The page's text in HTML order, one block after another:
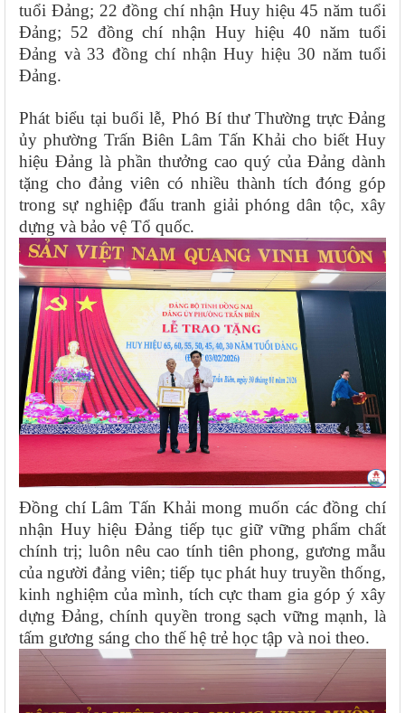
tuổi Đảng; 22 đồng chí nhận Huy hiệu 45 năm tuổi
Đảng; 52 đồng chí nhận Huy hiệu 40 năm tuổi
Đảng và 33 đồng chí nhận Huy hiệu 30 năm tuổi
Đảng.
Phát biểu tại buổi lễ, Phó Bí thư Thường trực Đảng
ủy phường Trấn Biên Lâm Tấn Khải cho biết Huy
hiệu Đảng là phần thưởng cao quý của Đảng dành
tặng cho đảng viên có nhiều thành tích đóng góp
trong sự nghiệp đấu tranh giải phóng dân tộc, xây
dựng và bảo vệ Tổ quốc.
Đồng chí Lâm Tấn Khải mong muốn các đồng chí
nhận Huy hiệu Đảng tiếp tục giữ vững phẩm chất
chính trị; luôn nêu cao tính tiên phong, gương mẫu
của người đảng viên; tiếp tục phát huy truyền thống,
kinh nghiệm của mình, tích cực tham gia góp ý xây
dựng Đảng, chính quyền trong sạch vững mạnh, là
tấm gương sáng cho thế hệ trẻ học tập và noi theo.